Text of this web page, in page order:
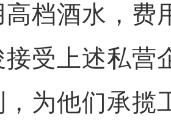
档酒水，费
接受上述私营
为他们承揽